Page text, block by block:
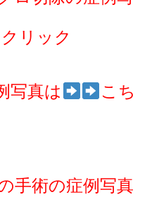
リック
写真は こち
手術の症例写真